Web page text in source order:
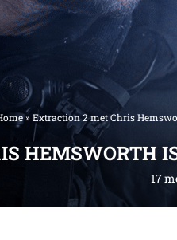
» Extraction 2 met Chris
HEMSWORTH
17